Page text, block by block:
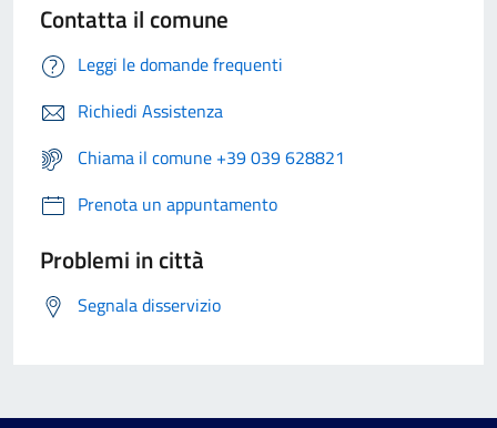
Contatta il comune
Leggi le domande frequenti
Richiedi Assistenza
Chiama il comune +39 039 628821
Prenota un appuntamento
Problemi in città
Segnala disservizio